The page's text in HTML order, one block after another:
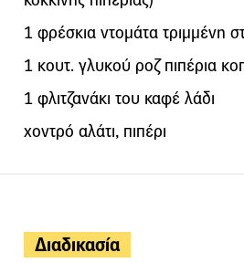
1 φρέσκια ντομάτα τριμμένη
1 κουτ. γλυκού ροζ πιπέρια
1 φλιτζανάκι του καφέ λάδι
χοντρό αλάτι, πιπέρι
Διαδικασία